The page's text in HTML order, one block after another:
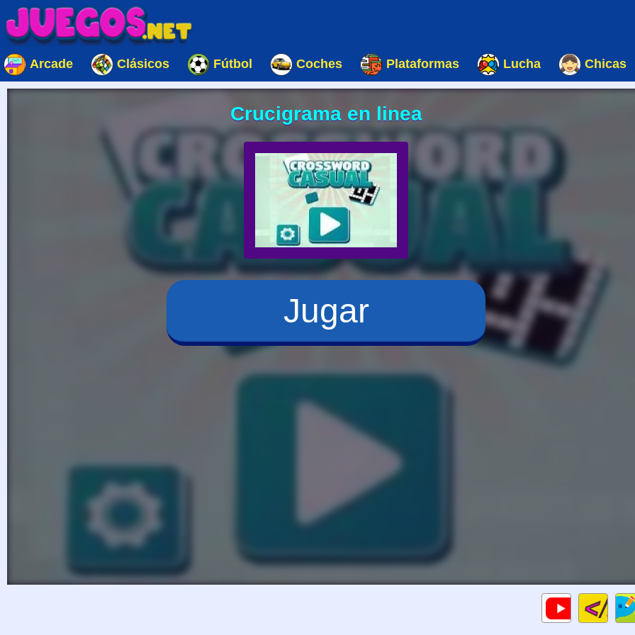
Arcade Clásicos Fútbol Coches Plataformas Lucha Chicas
Crucigrama en linea
Jugar
Code
HTML
Gameplays